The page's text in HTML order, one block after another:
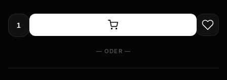
— ODER —